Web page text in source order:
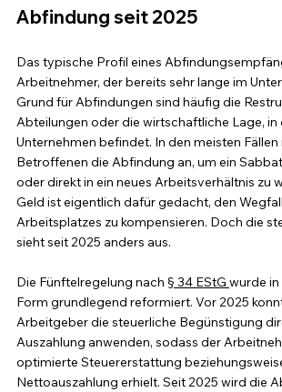
Abfindung seit 2025
Das typische Profil eines
Arbeitnehmer, der bereits sehr lange im
Grund für Abfindungen sind häufig die
Abteilungen oder die wirtschaftliche Lage, in
Unternehmen befindet. In den meisten Fällen
Betroffenen die Abfindung an, um ein
oder direkt in ein neues Arbeitsverhältnis zu
Geld ist eigentlich dafür gedacht, den
Arbeitsplatzes zu kompensieren. Doch die
sieht seit 2025 anders aus.
Die Fünftelregelung nach § 34 EStG wurde
Form grundlegend reformiert. Vor 2025
Arbeitgeber die steuerliche Begünstigung
Auszahlung anwenden, sodass der
optimierte Steuererstattung
Nettoauszahlung erhielt. Seit 2025 wird die